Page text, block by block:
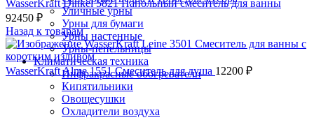
Уличные урны
Урны для бумаги
Урны настенные
Урны-пепельницы
Климатическая техника
Инфракрасные обогреватели
Кипятильники
Овощесушки
Охладители воздуха
WasserKraft Dinkel 5821 Напольный смеситель для ванны
92450 ₽
Назад к товарам
WasserKraft Alme 1551 Смеситель для душа 12200 ₽